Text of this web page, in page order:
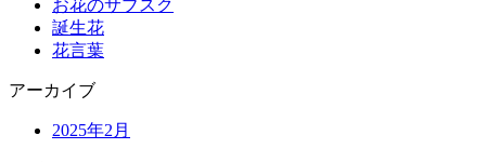
お花のサブスク
誕生花
花言葉
アーカイブ
2025年2月